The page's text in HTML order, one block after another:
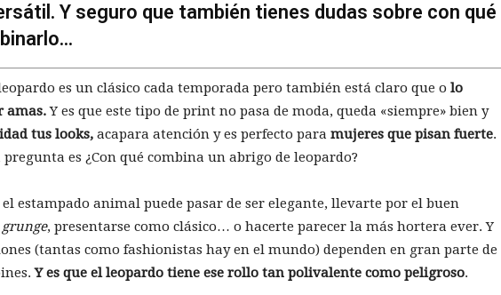
Y seguro que también tienes dudas sobre con qué
es un clásico cada temporada pero también está claro que o lo
amas.Y es que este tipo de print no pasa de moda, queda «siempre» bien y
tus looks, acapara atención y es perfecto para mujeres que pisan fuerte.
es ¿Con qué combina un abrigo de leopardo?
el estampado animal puede pasar de ser elegante, llevarte por el buen
grunge, presentarse como clásico… o hacerte parecer la más hortera ever. Y
(tantas como fashionistas hay en el mundo) dependen en gran parte de
Y es que el leopardo tiene ese rollo tan polivalente como peligroso.